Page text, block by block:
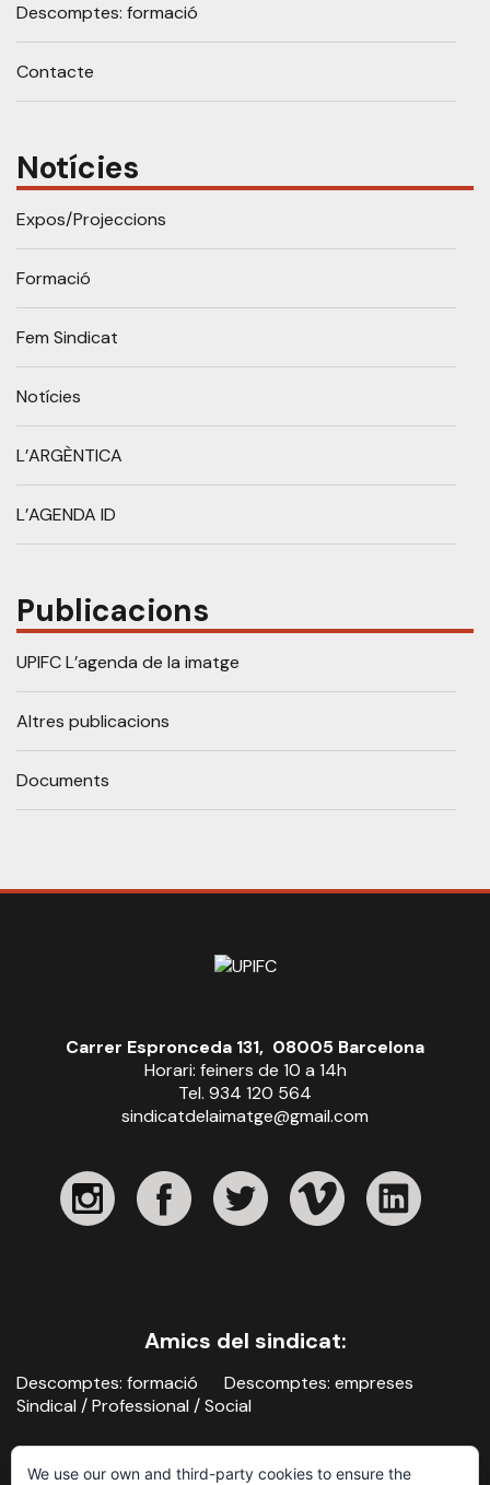
Descomptes: formació
Contacte
Notícies
Expos/Projeccions
Formació
Fem Sindicat
Notícies
L’ARGÈNTICA
L’AGENDA ID
Publicacions
UPIFC L’agenda de la imatge
Altres publicacions
Documents
Carrer Espronceda 131, 08005 Barcelona
Horari: feiners de 10 a 14h
Tel. 934 120 564
sindicatdelaimatge@gmail.com
Amics del sindicat:
Descomptes: formació
Descomptes: empreses
Sindical / Professional / Social
We use our own and third-party cookies to ensure the